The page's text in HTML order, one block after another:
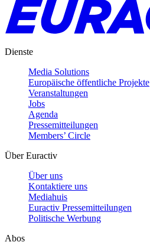
Dienste
Media Solutions
Europäische öffentliche Projekte
Veranstaltungen
Jobs
Agenda
Pressemitteilungen
Members’ Circle
Über Euractiv
Über uns
Kontaktiere uns
Mediahuis
Euractiv Pressemitteilungen
Politische Werbung
Abos